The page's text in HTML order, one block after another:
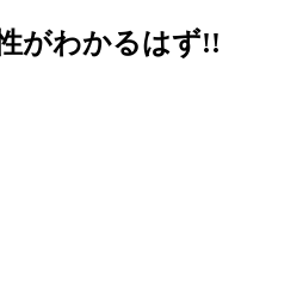
がわかるはず!!